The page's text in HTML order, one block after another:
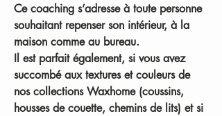
Ce coaching s’adresse à toute personne
souhaitant repenser son intérieur, à la
maison comme au bureau.
Il est parfait également, si vous avez
succombé aux textures et couleurs de
nos collections Waxhome (coussins,
housses de couette, chemins de lits) et si